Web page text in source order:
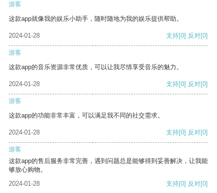
游客
这款app就像我的娱乐小助手，随时随地为我的娱乐提供帮助。
2024-01-28 支持[0] 反对[0]
游客
这款app的音乐资源非常优质，可以让我尽情享受音乐的魅力。
2024-01-28 支持[0] 反对[0]
游客
这款app的功能非常丰富，可以满足我不同的社交需求。
2024-01-28 支持[0] 反对[0]
游客
这款app的售后服务非常完善，遇到问题总是能够得到妥善解决，让我能
够放心购物。
2024-01-28
支持[0] 反对[0]